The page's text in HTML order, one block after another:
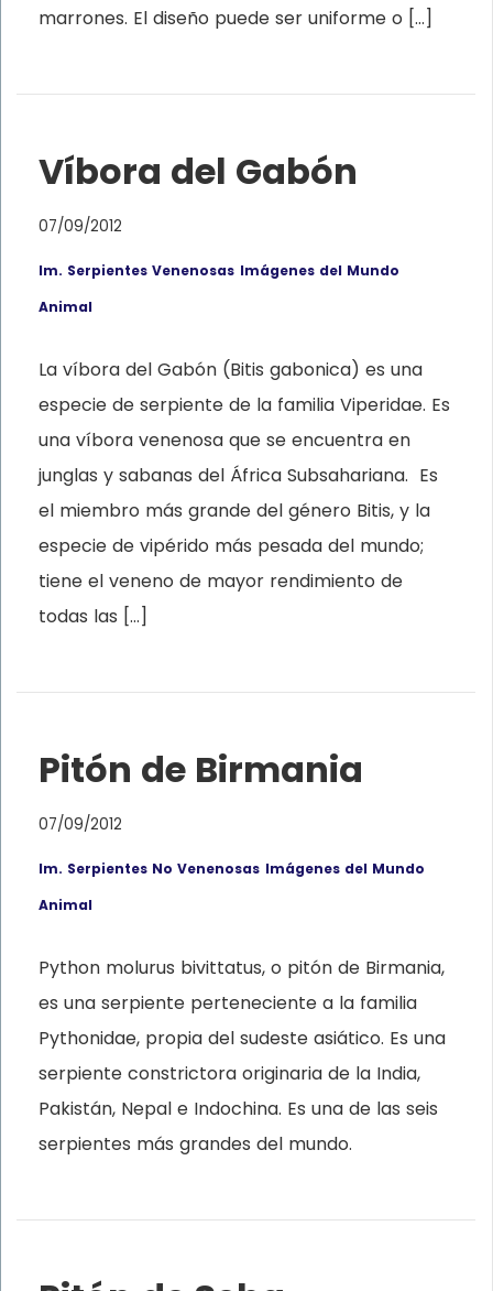
marrones. El diseño puede ser uniforme o […]
Víbora del Gabón
07/09/2012
Im. Serpientes Venenosas Imágenes del Mundo
Animal
La víbora del Gabón (Bitis gabonica) es una
especie de serpiente de la familia Viperidae. Es
una víbora venenosa que se encuentra en
junglas y sabanas del África Subsahariana. Es
el miembro más grande del género Bitis, y la
especie de vipérido más pesada del mundo;
tiene el veneno de mayor rendimiento de
todas las […]
Pitón de Birmania
07/09/2012
Im. Serpientes No Venenosas Imágenes del Mundo
Animal
Python molurus bivittatus, o pitón de Birmania,
es una serpiente perteneciente a la familia
Pythonidae, propia del sudeste asiático. Es una
serpiente constrictora originaria de la India,
Pakistán, Nepal e Indochina. Es una de las seis
serpientes más grandes del mundo.